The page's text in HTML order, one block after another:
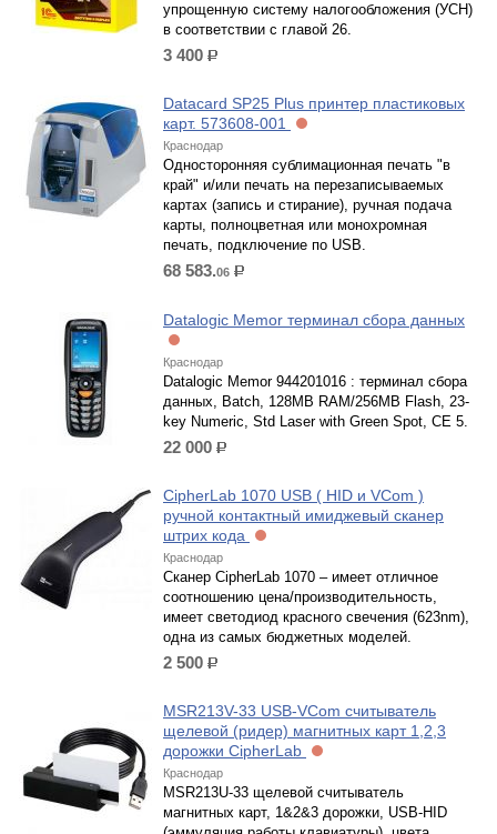
упрощенную систему налогообложения (УСН)
в соответствии с главой 26.
3 400 р.
Datacard SP25 Plus принтер пластиковых
карт. 573608‐001
Краснодар
Односторонняя сублимационная печать "в
край" и/или печать на перезаписываемых
картах (запись и стирание), ручная подача
карты, полноцветная или монохромная
печать, подключение по USB.
68 583.06 р.
Datalogic Memor терминал сбора данных
Краснодар
Datalogic Memor 944201016 : терминал сбора
данных, Batch, 128MB RAM/256MB Flash, 23-
key Numeric, Std Laser with Green Spot, CE 5.
22 000 р.
CipherLab 1070 USB ( HID и VCom )
ручной контактный имиджевый сканер
штрих кода
Краснодар
Сканер CipherLab 1070 – имеет отличное
соотношению цена/производительность,
имеет светодиод красного свечения (623nm),
одна из самых бюджетных моделей.
2 500 р.
MSR213V-33 USB-VCom считыватель
щелевой (ридер) магнитных карт 1,2,3
дорожки CipherLab
Краснодар
MSR213U-33 щелевой считыватель
магнитных карт, 1&2&3 дорожки, USB-HID